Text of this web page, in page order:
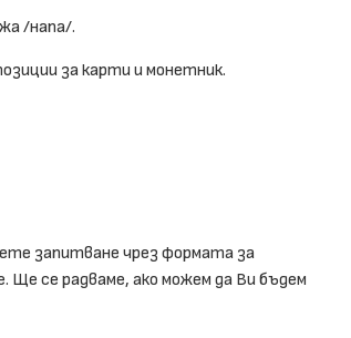
/напа/.
за карти и монетник.
запитване чрез формата за
се радваме, ако можем да Ви бъдем